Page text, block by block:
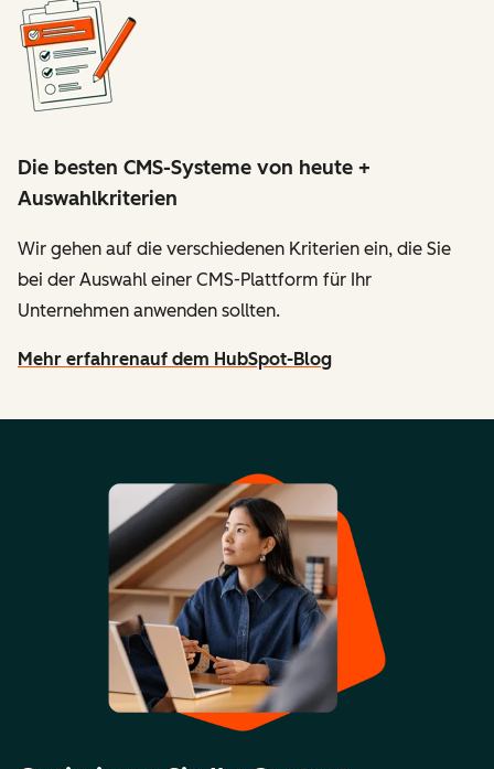
Die besten CMS-Systeme von heute +
Auswahlkriterien
Wir gehen auf die verschiedenen Kriterien ein, die Sie
bei der Auswahl einer CMS-Plattform für Ihr
Unternehmen anwenden sollten.
Mehr erfahrenauf dem HubSpot-Blog